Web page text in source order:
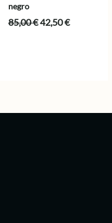
negro
85,00€El
42,50€El